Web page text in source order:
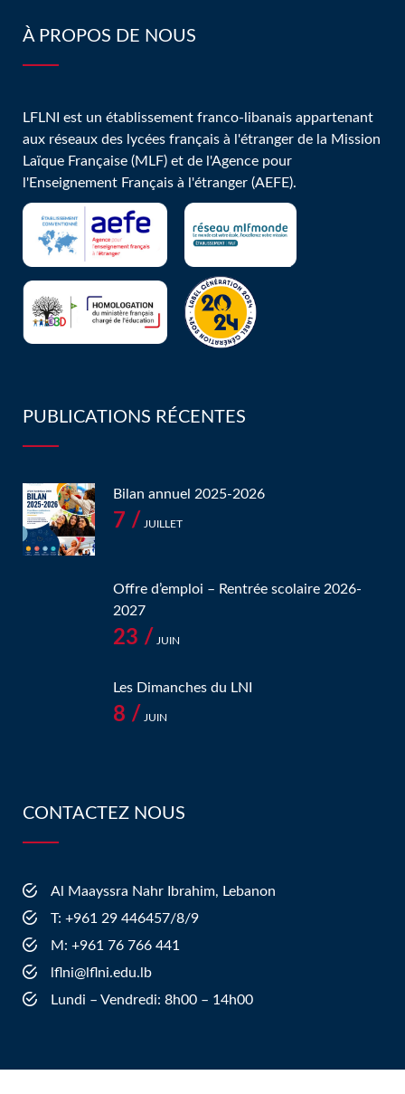
À PROPOS DE NOUS
LFLNI est un établissement franco-libanais appartenant
aux réseaux des lycées français à l'étranger de la Mission
Laïque Française (MLF) et de l'Agence pour
l'Enseignement Français à l'étranger (AEFE).
PUBLICATIONS RÉCENTES
Bilan annuel 2025-2026
7 / JUILLET
Offre d’emploi – Rentrée scolaire 2026-
2027
23 / JUIN
Les Dimanches du LNI
8 / JUIN
CONTACTEZ NOUS
Al Maayssra Nahr Ibrahim, Lebanon
​T: +961 29 446457/8/9
​M: +961 76 766 441
lflni@lflni.edu.lb
Lundi – Vendredi: 8h00 – 14h00